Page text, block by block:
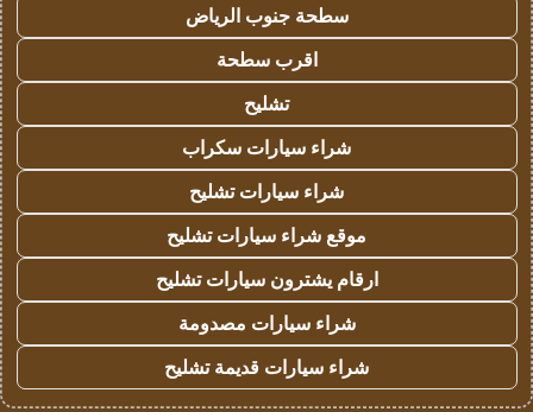
سطحة جنوب الرياض
اقرب سطحة
تشليح
شراء سيارات سكراب
شراء سيارات تشليح
موقع شراء سيارات تشليح
ارقام يشترون سيارات تشليح
شراء سيارات مصدومة
شراء سيارات قديمة تشليح